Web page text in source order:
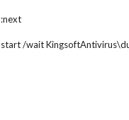
:next
start /wait